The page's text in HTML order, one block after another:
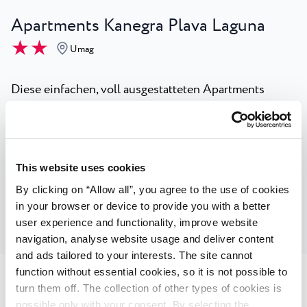
This website uses cookies
By clicking on “Allow all”, you agree to the use of cookies
in your browser or device to provide you with a better
user experience and functionality, improve website
navigation, analyse website usage and deliver content
and ads tailored to your interests. The site cannot
function without essential cookies, so it is not possible to
turn them off. The collection of other types of cookies is
possible only with your consent. By selecting the
Apartments Kanegra Plava Laguna
★ ★ Umag
Diese einfachen, voll ausgestatteten Apartments
liegen versteckt in den Pinienhainen, direkt oberhalb
des schönsten Strandes in der Region. Wenn Sie gerne
Zeit am Strand verbringen, dann ist Kanegra genau die
richtige Wahl für Sie.
Entdecken Sie Apartments